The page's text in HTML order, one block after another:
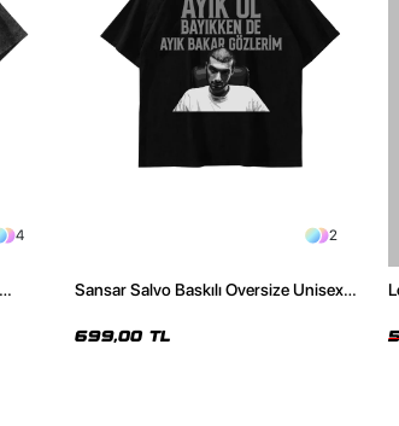
4 2
Sansar Salvo Baskılı Oversize Unisex
699,00 TL